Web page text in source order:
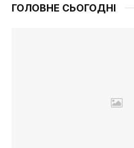
ГОЛОВНЕ СЬОГОДНІ